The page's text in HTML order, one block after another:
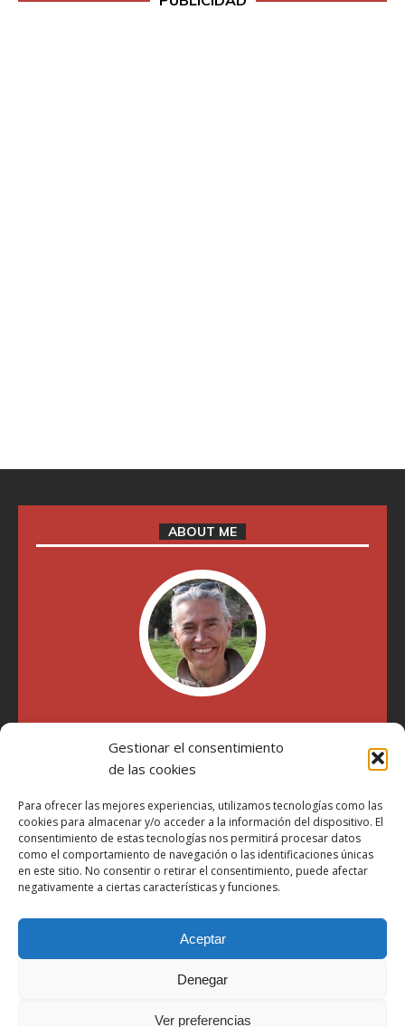
Gestionar el consentimiento
de las cookies
Para ofrecer las mejores experiencias, utilizamos tecnologías como las
cookies para almacenar y/o acceder a la información del dispositivo. El
consentimiento de estas tecnologías nos permitirá procesar datos
como el comportamiento de navegación o las identificaciones únicas
en este sitio. No consentir o retirar el consentimiento, puede afectar
negativamente a ciertas características y funciones.
Aceptar
Denegar
Ver preferencias
ABOUT ME
"Soy Manel Hospido, nací en Valencia en 1969 y desde el
año 2007 he escrito sobre motos en distintos medios.
Millatrece.com es una apuesta por escribir sobre lo que me
participa"
Aviso Legal
Política de Privacidad
Más Información sobre Cookies